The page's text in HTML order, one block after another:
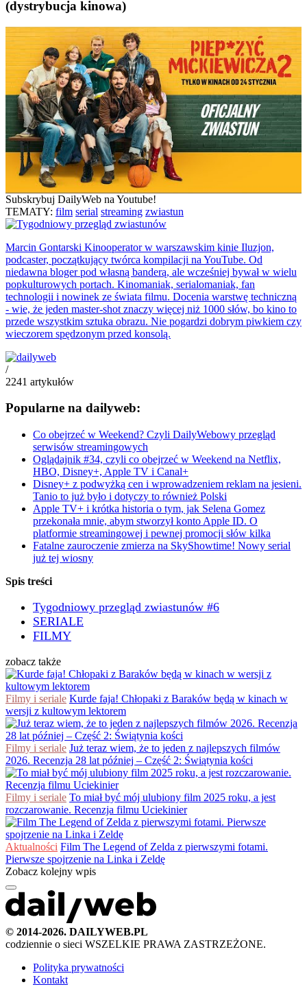
(dystrybucja kinowa)
Subskrybuj DailyWeb na Youtube!
TEMATY: film serial streaming zwiastun
Marcin Gontarski Kinooperator w warszawskim kinie Iluzjon,
podcaster, początkujący twórca kompilacji na YouTube. Od
niedawna bloger pod własną banderą, ale wcześniej bywał w wielu
popkulturowych portach. Kinomaniak, serialomaniak, fan
technologii i nowinek ze świata filmu. Docenia warstwę techniczną
- wie, że jeden master-shot znaczy więcej niż 1000 słów, bo kino to
przede wszystkim sztuka obrazu. Nie pogardzi dobrym piwkiem czy
wieczorem spędzonym przed konsolą.
/
2241 artykułów
Popularne na dailyweb:
Co obejrzeć w Weekend? Czyli DailyWebowy przegląd
serwisów streamingowych
Oglądajnik #34, czyli co obejrzeć w Weekend na Netflix,
HBO, Disney+, Apple TV i Canal+
Disney+ z podwyżką cen i wprowadzeniem reklam na jesieni.
Tanio to już było i dotyczy to również Polski
Apple TV+ i krótka historia o tym, jak Selena Gomez
przekonała mnie, abym stworzył konto Apple ID. O
platformie streamingowej i pewnej promocji słów kilka
Fatalne zauroczenie zmierza na SkyShowtime! Nowy serial
już tej wiosny
Spis treści
Tygodniowy przegląd zwiastunów #6
SERIALE
FILMY
zobacz także
Filmy i seriale Kurde faja! Chłopaki z Baraków będą w kinach w
wersji z kultowym lektorem
Filmy i seriale Już teraz wiem, że to jeden z najlepszych filmów
2026. Recenzja 28 lat później – Część 2: Świątynia kości
Filmy i seriale To miał być mój ulubiony film 2025 roku, a jest
rozczarowanie. Recenzja filmu Uciekinier
Aktualności Film The Legend of Zelda z pierwszymi fotami.
Pierwsze spojrzenie na Linka i Zeldę
Zobacz kolejny wpis
© 2014-2026. DAILYWEB.PL
codziennie o sieci WSZELKIE PRAWA ZASTRZEŻONE.
Polityka prywatności
Kontakt